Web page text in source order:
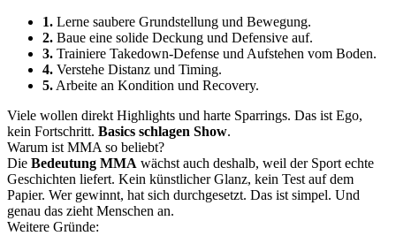
1. Lerne saubere Grundstellung und Bewegung.
2. Baue eine solide Deckung und Defensive auf.
3. Trainiere Takedown-Defense und Aufstehen vom Boden.
4. Verstehe Distanz und Timing.
5. Arbeite an Kondition und Recovery.
Viele wollen direkt Highlights und harte Sparrings. Das ist Ego,
kein Fortschritt. Basics schlagen Show.
Warum ist MMA so beliebt?
Die Bedeutung MMA wächst auch deshalb, weil der Sport echte
Geschichten liefert. Kein künstlicher Glanz, kein Test auf dem
Papier. Wer gewinnt, hat sich durchgesetzt. Das ist simpel. Und
genau das zieht Menschen an.
Weitere Gründe: